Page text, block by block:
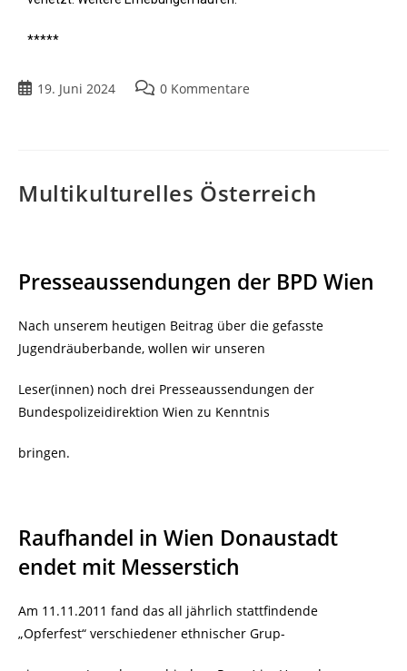
*****
19. Juni 2024 0 Kommentare
Multikulturelles Österreich
Presseaussendungen der BPD Wien
Nach unserem heutigen Beitrag über die gefasste
Jugendräuberbande, wollen wir unseren
Leser(innen) noch drei Presseaussendungen der
Bundespolizeidirektion Wien zu Kenntnis
bringen.
Raufhandel in Wien Donaustadt
endet mit Messerstich
Am 11.11.2011 fand das all jährlich stattfindende
„Opferfest“ verschiedener ethnischer Grup-